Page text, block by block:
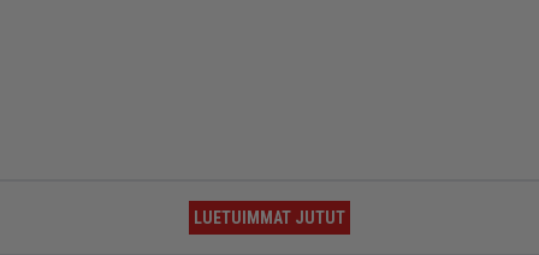
LUETUIMMAT JUTUT